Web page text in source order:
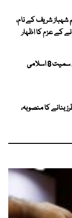
شریف کے نام،
کے عزم کا اظہار
غزہ میں اسرائیلی کارروائیوں پر پاکستان سمیت 8 اسلامی
بنانے کا منصوبہ،